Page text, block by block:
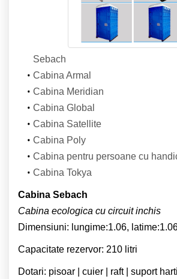
Sebach
Cabina Armal
Cabina Meridian
Cabina Global
Cabina Satellite
Cabina Poly
Cabina pentru persoane cu
Cabina Tokya
Cabina Sebach
Cabina ecologica cu circuit inchis
Dimensiuni: lungime:1.06,
Capacitate rezervor: 210 litri
Dotari: pisoar | cuier | raft | suport